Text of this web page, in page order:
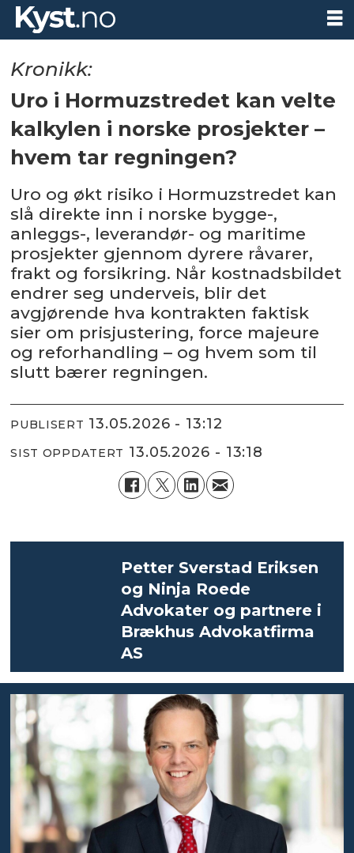
Kronikk:
Uro i Hormuzstredet kan velte
kalkylen i norske prosjekter –
hvem tar regningen?
Uro og økt risiko i Hormuzstredet kan
slå direkte inn i norske bygge-,
anleggs-, leverandør- og maritime
prosjekter gjennom dyrere råvarer,
frakt og forsikring. Når kostnadsbildet
endrer seg underveis, blir det
avgjørende hva kontrakten faktisk
sier om prisjustering, force majeure
og reforhandling – og hvem som til
slutt bærer regningen.
PUBLISERT 13.05.2026 - 13:12
SIST OPPDATERT 13.05.2026 - 13:18
Petter Sverstad Eriksen
og Ninja Roede
Advokater og partnere i
Brækhus Advokatfirma
AS